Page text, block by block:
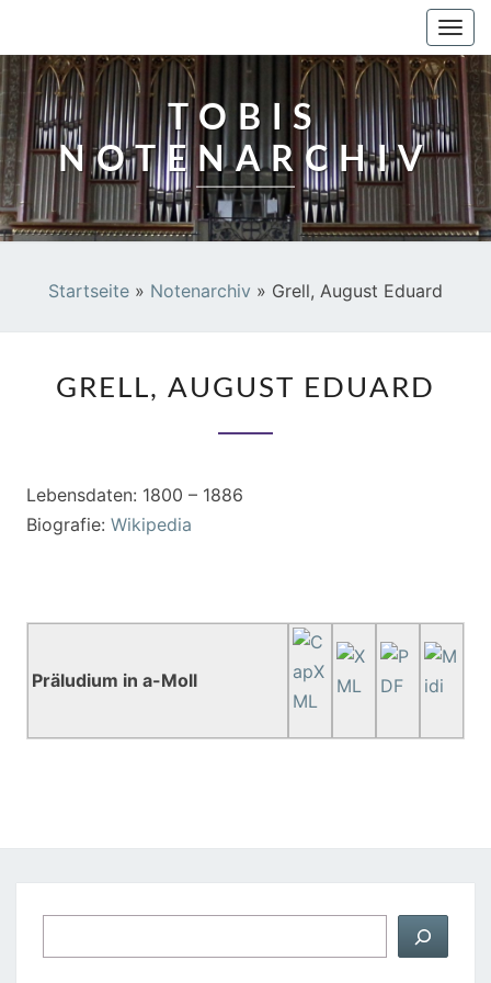
TOBIS
NOTENARCHIV
Startseite » Notenarchiv » Grell, August Eduard
AUGUST
GRELL, AUGUST EDUARD
Lebensdaten: 1800 – 1886
Biografie: Wikipedia
Präludium in a-Moll